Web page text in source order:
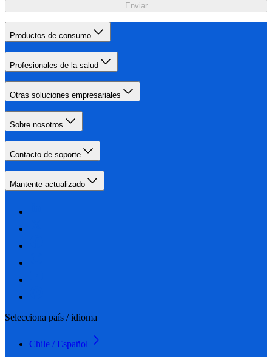
Enviar
Productos de consumo
Profesionales de la salud
Otras soluciones empresariales
Sobre nosotros
Contacto de soporte
Mantente actualizado
Selecciona país / idioma
Chile / Español